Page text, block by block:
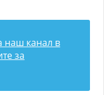
наш канал в
за